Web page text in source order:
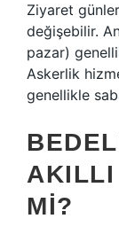
Ziyaret
değişebilir.
pazar)
Askerlik
genellikle
AKILLI
MI?